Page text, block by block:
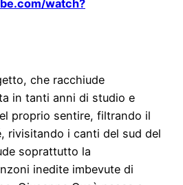
watch?
che racchiude
in tanti anni di studio e
proprio sentire, filtrando il
rivisitando i canti del sud del
soprattutto la
inedite imbevute di